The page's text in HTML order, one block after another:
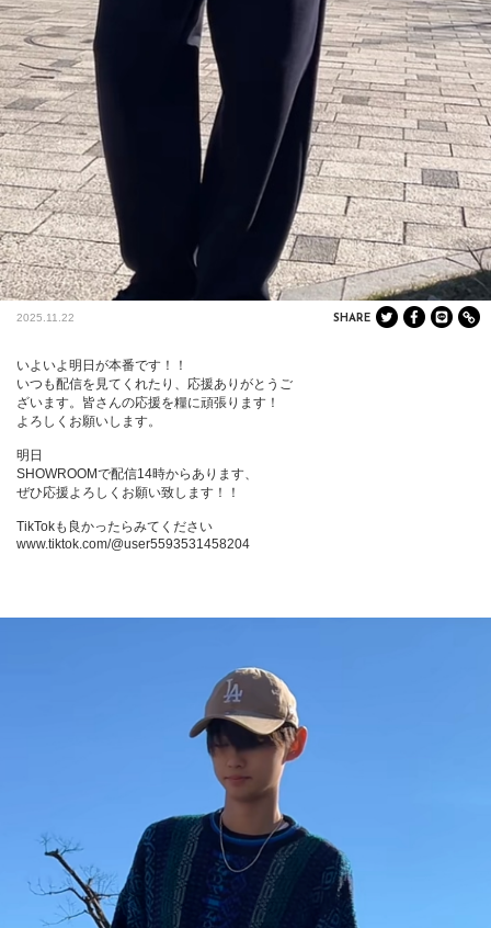
2025.11.22 SHARE
いよいよ明日が本番です！！
いつも配信を見てくれたり、応援ありがとうご
ざいます。皆さんの応援を糧に頑張ります！
よろしくお願いします。
明日
SHOWROOMで配信14時からあります、
ぜひ応援よろしくお願い致します！！
TikTokも良かったらみてください
www.tiktok.com/@user5593531458204